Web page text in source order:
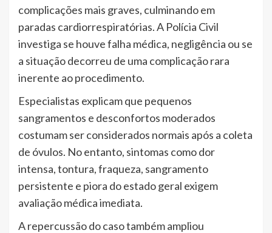
complicações mais graves, culminando em
paradas cardiorrespiratórias. A Polícia Civil
investiga se houve falha médica, negligência ou se
a situação decorreu de uma complicação rara
inerente ao procedimento.
Especialistas explicam que pequenos
sangramentos e desconfortos moderados
costumam ser considerados normais após a coleta
de óvulos. No entanto, sintomas como dor
intensa, tontura, fraqueza, sangramento
persistente e piora do estado geral exigem
avaliação médica imediata.
A repercussão do caso também ampliou